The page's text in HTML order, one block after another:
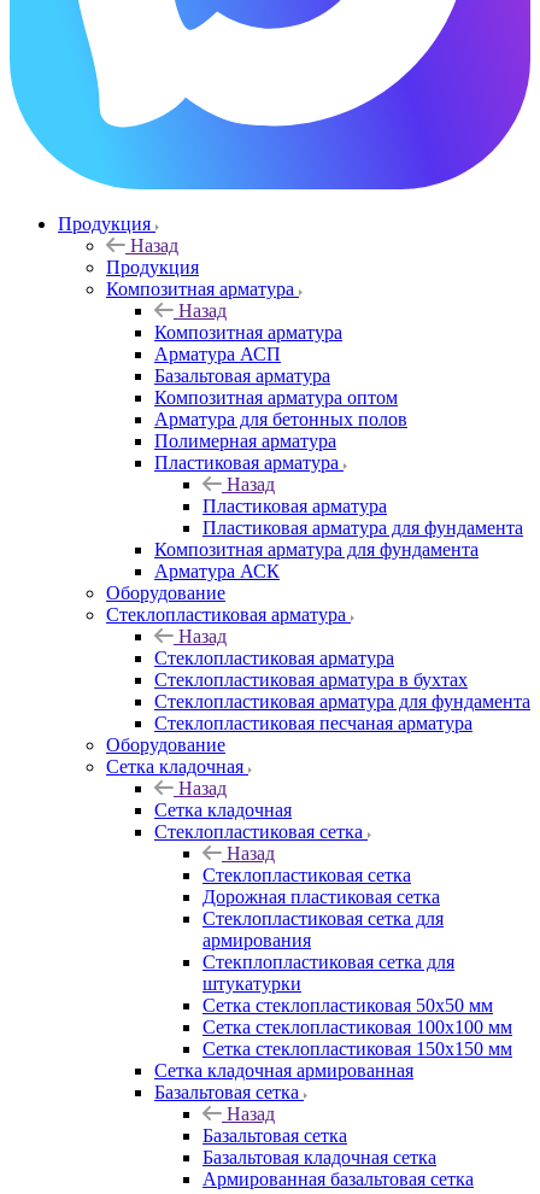
Продукция
Назад
Продукция
Композитная арматура
Назад
Композитная арматура
Арматура АСП
Базальтовая арматура
Композитная арматура оптом
Арматура для бетонных полов
Полимерная арматура
Пластиковая арматура
Назад
Пластиковая арматура
Пластиковая арматура для фундамента
Композитная арматура для фундамента
Арматура АСК
Оборудование
Cтеклопластиковая арматура
Назад
Cтеклопластиковая арматура
Стеклопластиковая арматура в бухтах
Стеклопластиковая арматура для фундамента
Стеклопластиковая песчаная арматура
Оборудование
Сетка кладочная
Назад
Сетка кладочная
Стеклопластиковая сетка
Назад
Стеклопластиковая сетка
Дорожная пластиковая сетка
Стеклопластиковая сетка для
армирования
Стекплопластиковая сетка для
штукатурки
Сетка стеклопластиковая 50x50 мм
Сетка стеклопластиковая 100x100 мм
Сетка стеклопластиковая 150x150 мм
Сетка кладочная армированная
Базальтовая сетка
Назад
Базальтовая сетка
Базальтовая кладочная сетка
Армированная базальтовая сетка